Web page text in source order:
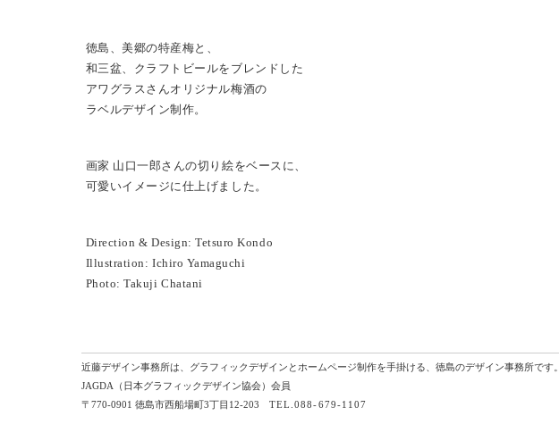
徳島、美郷の特産梅と、
和三盆、クラフトビールをブレンドした
アワグラスさんオリジナル梅酒の
ラベルデザイン制作。
画家 山口一郎さんの切り絵をベースに、
可愛いイメージに仕上げました。
Direction & Design: Tetsuro Kondo
Illustration: Ichiro Yamaguchi
Photo: Takuji Chatani
近藤デザイン事務所は、グラフィックデザインとホームページ制作を手掛ける、徳島のデザイン事務所です。
JAGDA（日本グラフィックデザイン協会）会員
〒770-0901 徳島市西船場町3丁目12-203 TEL.088-679-1107